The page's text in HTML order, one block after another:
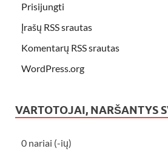
Prisijungti
Įrašų RSS srautas
Komentarų RSS srautas
WordPress.org
VARTOTOJAI, NARŠANTYS
0 nariai (-ių)